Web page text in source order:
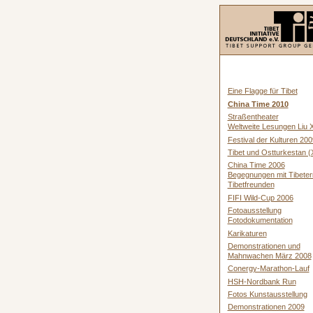
Eine Flagge für Tibet
China Time 2010
Straßentheater
Weltweite Lesungen Liu
Festival der Kulturen
Tibet und Ostturkestan
China Time 2006
Begegnungen mit
Tibetfreunden
FIFI Wild-Cup 2006
Fotoausstellung
Fotodokumentation
Karikaturen
Demonstrationen und
Mahnwachen März 2008
Conergy-Marathon-Lauf
HSH-Nordbank Run
Fotos Kunstausstellung
Demonstrationen 2009